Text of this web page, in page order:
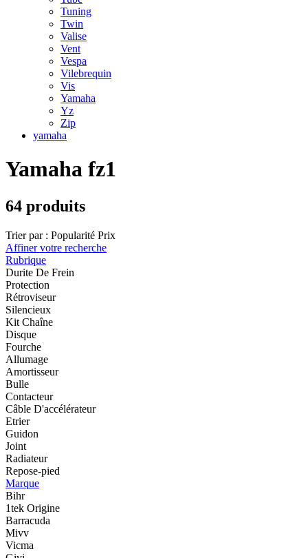
Tuning
Twin
Valise
Vent
Vespa
Vilebrequin
Vis
Yamaha
Yz
Zip
yamaha
Yamaha fz1
64 produits
Trier par : Popularité Prix
Affiner votre recherche
Rubrique
Durite De Frein
Protection
Rétroviseur
Silencieux
Kit Chaîne
Disque
Fourche
Allumage
Amortisseur
Bulle
Contacteur
Câble D'accélérateur
Etrier
Guidon
Joint
Radiateur
Repose-pied
Marque
Bihr
1tek Origine
Barracuda
Mivv
Vicma